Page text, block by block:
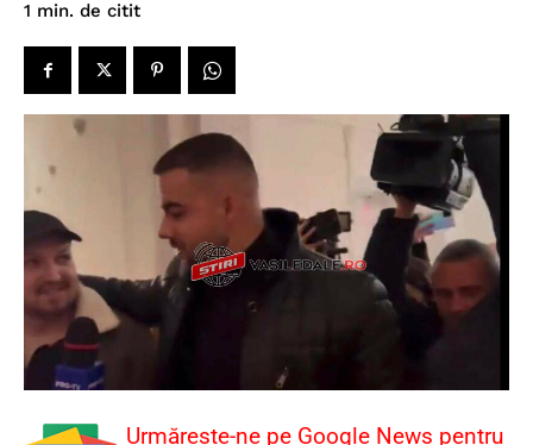
1 min. de citit
Urmărește-ne pe Google News pentru